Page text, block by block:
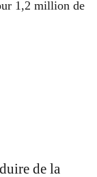
de la